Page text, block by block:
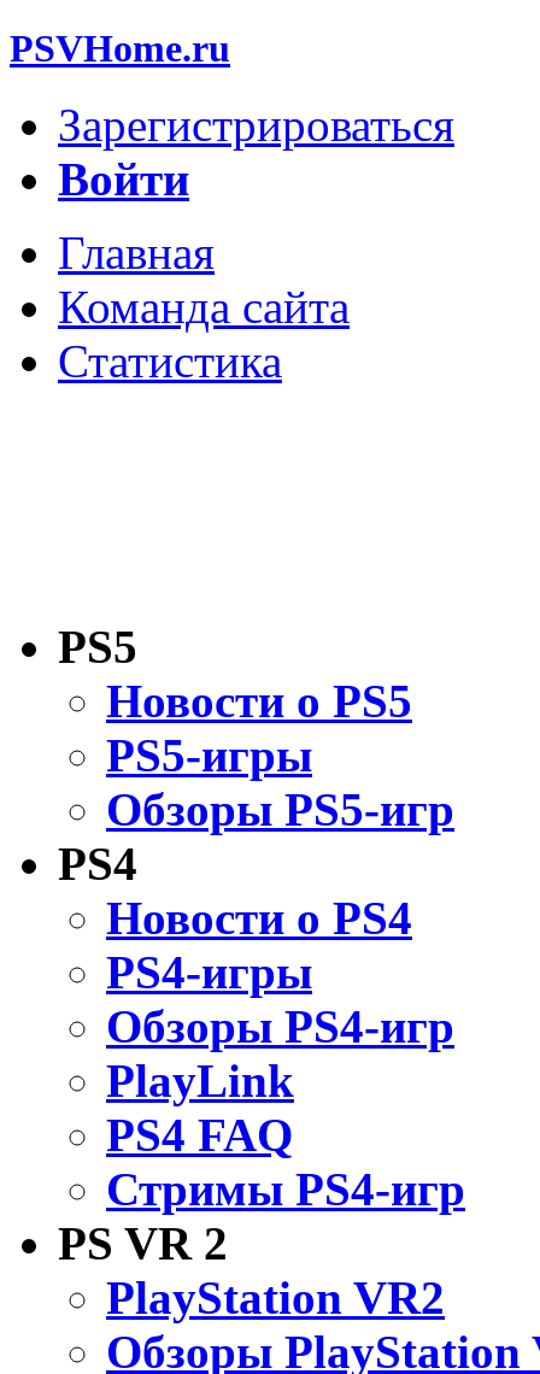
PSVHome.ru
Зарегистрироваться
Войти
Главная
Команда сайта
Статистика
PS5
Новости о PS5
PS5-игры
Обзоры PS5-игр
PS4
Новости о PS4
PS4-игры
Обзоры PS4-игр
PlayLink
PS4 FAQ
Стримы PS4-игр
PS VR 2
PlayStation VR2
Обзоры PlayStation